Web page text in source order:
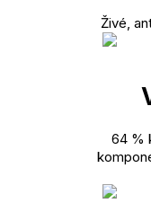
Živé,
64 %